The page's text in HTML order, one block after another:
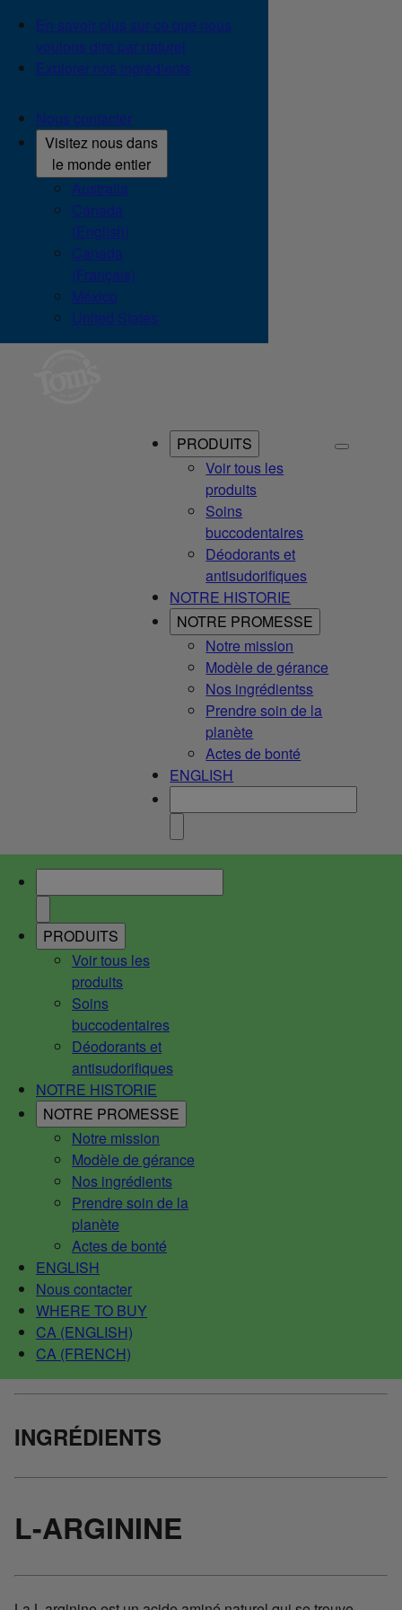
En savoir plus sur ce que nous
voulons dire par naturel
Explorer nos ingrédients
Nous contacter
Visitez nous dans
le monde entier
Australia
Canada
(English)
Canada
(Français)
México
United States
PRODUITS
Voir tous les
produits
Soins
buccodentaires
Déodorants et
antisudorifiques
NOTRE HISTORIE
NOTRE PROMESSE
Notre mission
Modèle de gérance
Nos ingrédientss
Prendre soin de la
planète
Actes de bonté
ENGLISH
PRODUITS
Voir tous les
produits
Soins
buccodentaires
Déodorants et
antisudorifiques
NOTRE HISTORIE
NOTRE PROMESSE
Notre mission
Modèle de gérance
Nos ingrédients
Prendre soin de la
planète
Actes de bonté
ENGLISH
Nous contacter
WHERE TO BUY
CA (ENGLISH)
CA (FRENCH)
INGRÉDIENTS
L-ARGININE